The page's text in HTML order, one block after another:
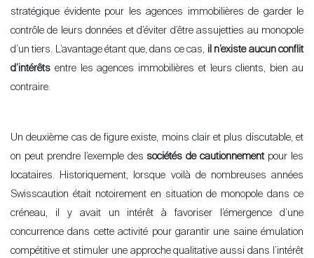
stratégique évidente pour les agences immobilières de garder le
contrôle de leurs données et d’éviter d’être assujetties au monopole
d’un tiers. L’avantage étant que, dans ce cas, il n’existe aucun conflit
d’intérêts entre les agences immobilières et leurs clients, bien au
contraire.
Un deuxième cas de figure existe, moins clair et plus discutable, et
on peut prendre l’exemple des sociétés de cautionnementpour les
locataires. Historiquement, lorsque voilà de nombreuses années
Swisscaution était notoirement en situation de monopole dans ce
créneau, il y avait un intérêt à favoriser l ’émergence d’une
concurrence dans cette activité pour garantir une saine émulation
compétitive et stimuler une approche qualitative aussi dans l ’intérêt